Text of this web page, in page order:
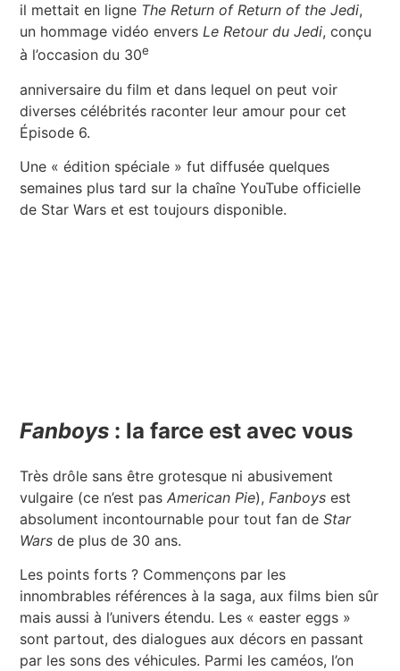
il mettait en ligne The Return of Return of the Jedi,
un hommage vidéo enversLe Retour du Jedi, conçu
à l’occasion du 30e
anniversaire du film et dans lequel on peut voir
diverses célébrités raconter leur amour pour cet
Épisode 6.
Une « édition spéciale » fut diffusée quelques
semaines plus tard sur la chaîne YouTube officielle
de Star Wars et est toujours disponible.
Fanboys : la farce est avec vous
Très drôle sans être grotesque ni abusivement
vulgaire (ce n’est pasAmerican Pie),Fanboys est
absolument incontournable pour tout fan deStar
Warsde plus de 30 ans.
Les points forts ? Commençons par les
innombrables références à la saga, aux films bien sûr
mais aussi à l’univers étendu. Les « easter eggs »
sont partout, des dialogues aux décors en passant
par les sons des véhicules. Parmi les caméos, l’on